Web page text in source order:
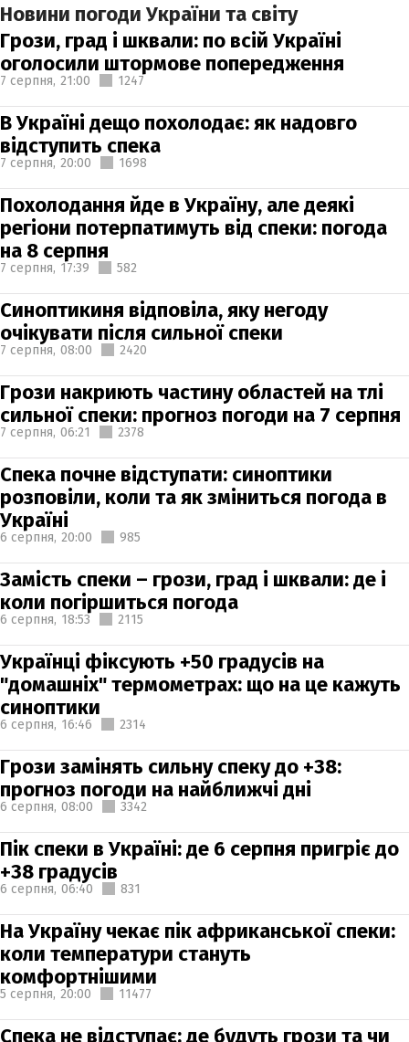
Новини погоди України та світу
Грози, град і шквали: по всій Україні
оголосили штормове попередження
7 серпня, 21:00 1247
В Україні дещо похолодає: як надовго
відступить спека
7 серпня, 20:00 1698
Похолодання йде в Україну, але деякі
регіони потерпатимуть від спеки: погода
на 8 серпня
7 серпня, 17:39 582
Синоптикиня відповіла, яку негоду
очікувати після сильної спеки
7 серпня, 08:00 2420
Грози накриють частину областей на тлі
сильної спеки: прогноз погоди на 7 серпня
7 серпня, 06:21 2378
Спека почне відступати: синоптики
розповіли, коли та як зміниться погода в
Україні
6 серпня, 20:00 985
Замість спеки – грози, град і шквали: де і
коли погіршиться погода
6 серпня, 18:53 2115
Українці фіксують +50 градусів на
"домашніх" термометрах: що на це кажуть
синоптики
6 серпня, 16:46 2314
Грози замінять сильну спеку до +38:
прогноз погоди на найближчі дні
6 серпня, 08:00 3342
Пік спеки в Україні: де 6 серпня пригріє до
+38 градусів
6 серпня, 06:40 831
На Україну чекає пік африканської спеки:
коли температури стануть
комфортнішими
5 серпня, 20:00 11477
Спека не відступає: де будуть грози та чи